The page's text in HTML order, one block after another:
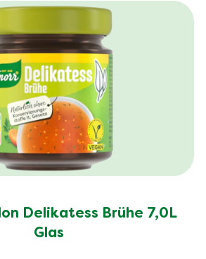
Delikatess Brühe 7,0L
Glas